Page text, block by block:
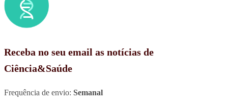
Receba no seu email as notícias de
Ciência&Saúde
Frequência de envio: Semanal